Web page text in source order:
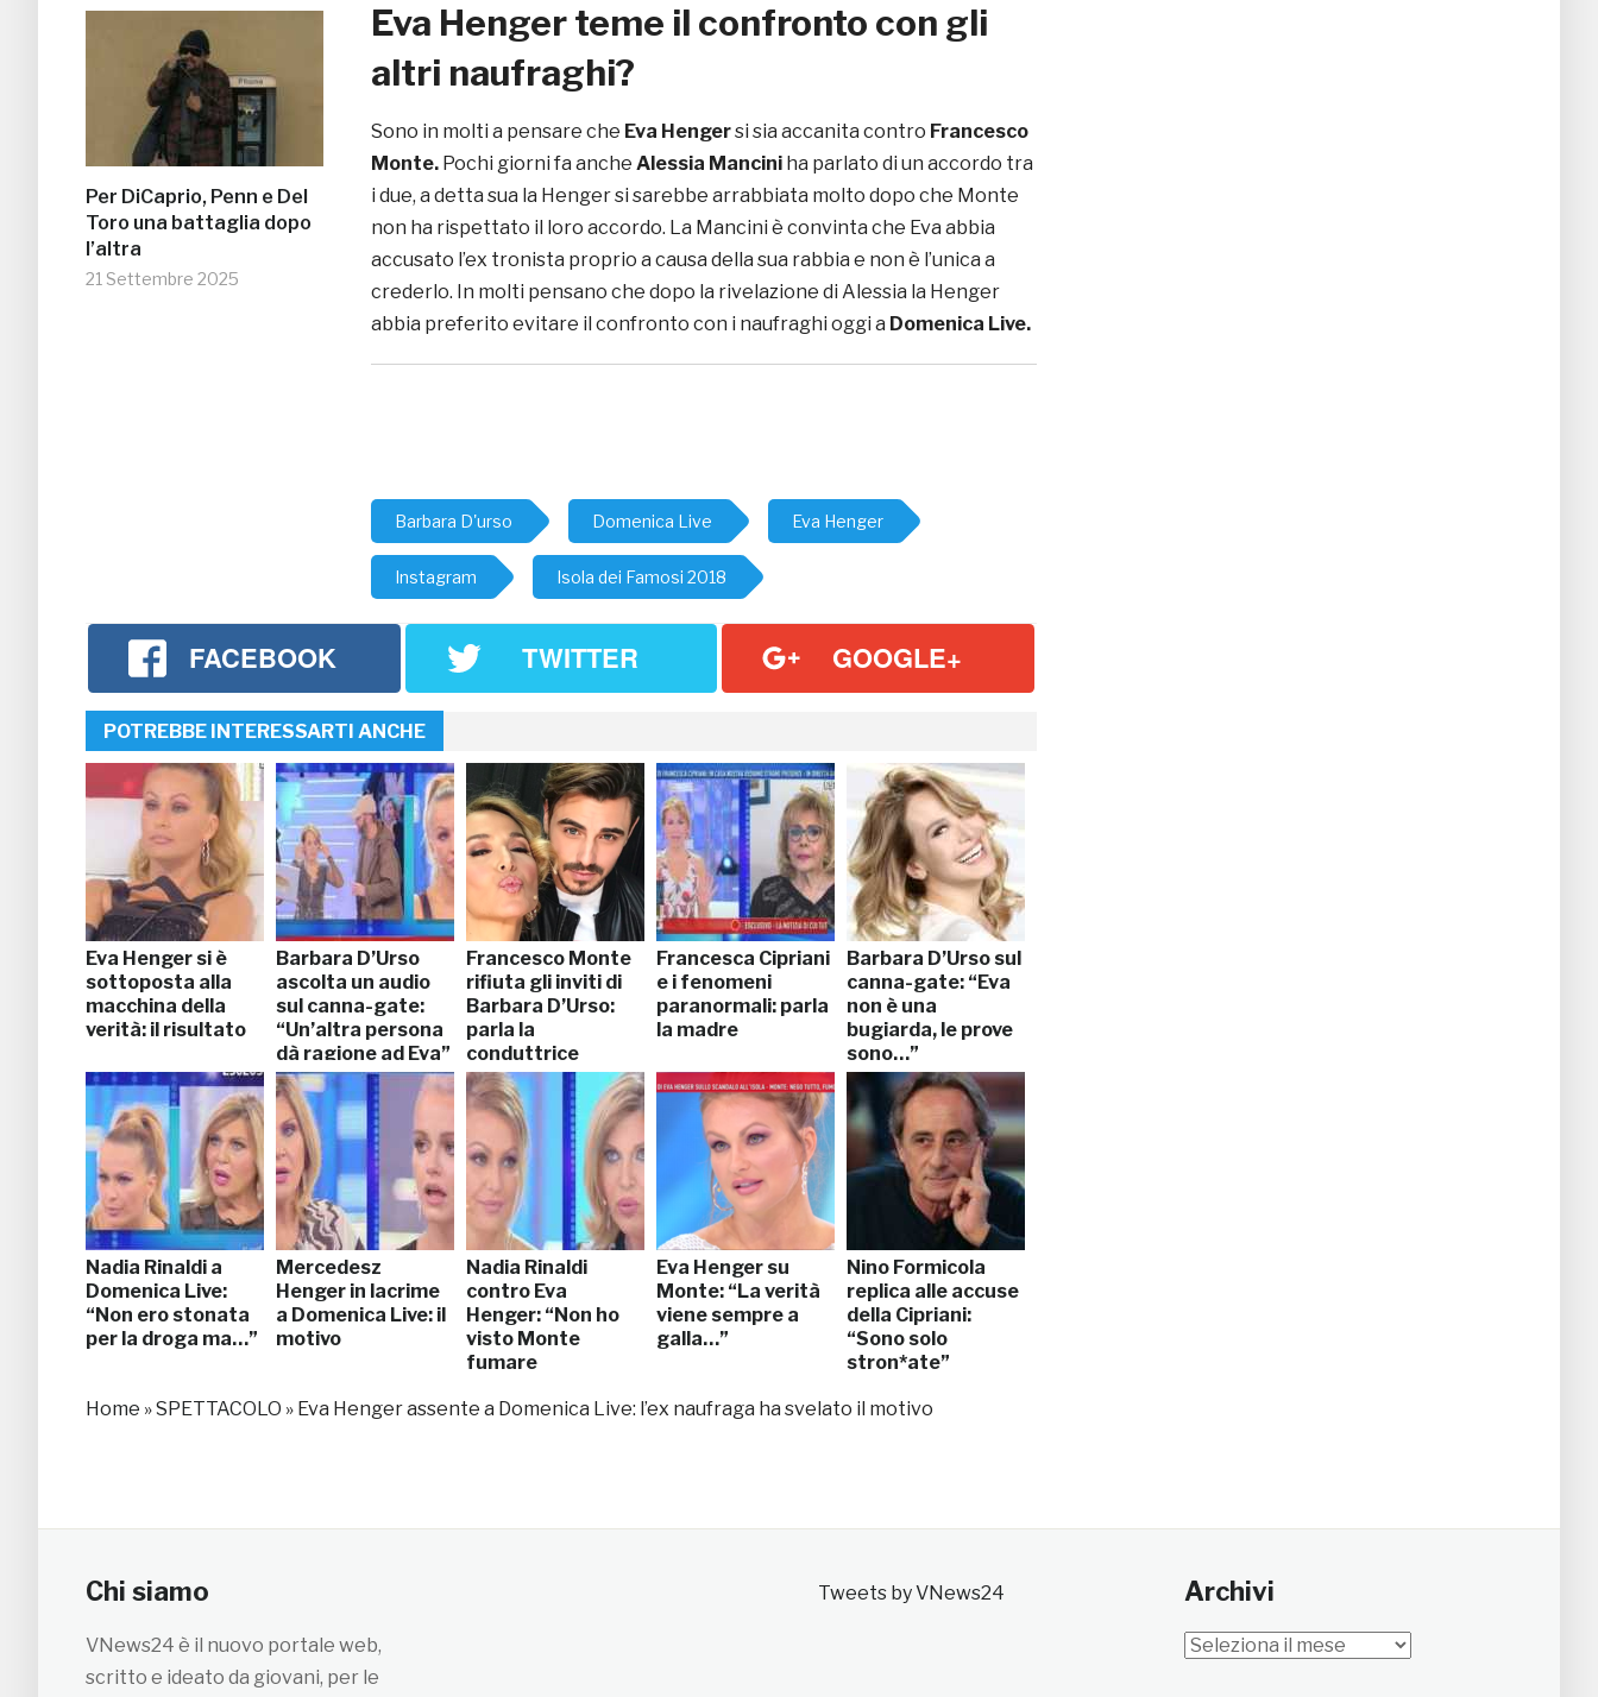
Per DiCaprio, Penn e Del
Toro una battaglia dopo
l’altra
21 Settembre 2025
Eva Henger teme il confronto con gli
altri naufraghi?
Sono in molti a pensare che Eva Hengersi sia accanita contro Francesco
Monte. Pochi giorni fa anche Alessia Mancini ha parlato di un accordo tra
i due, a detta sua la Henger si sarebbe arrabbiata molto dopo che Monte
non ha rispettato il loro accordo. La Mancini è convinta che Eva abbia
accusato l’ex tronista proprio a causa della sua rabbia e non è l’unica a
crederlo. In molti pensano che dopo la rivelazione di Alessia la Henger
abbia preferito evitare il confronto con i naufraghi oggi a Domenica Live.
Barbara D'urso Domenica Live Eva Henger
Instagram Isola dei Famosi 2018
FACEBOOK TWITTER GOOGLE+
POTREBBE INTERESSARTI ANCHE
Eva Henger si è
sottoposta alla
macchina della
verità: il risultato
Barbara D’Urso
ascolta un audio
sul canna-gate:
“Un’altra persona
dà ragione ad Eva”
Francesco Monte
rifiuta gli inviti di
Barbara D’Urso:
parla la
conduttrice
Francesca Cipriani
e i fenomeni
paranormali: parla
la madre
Barbara D’Urso sul
canna-gate: “Eva
non è una
bugiarda, le prove
sono…”
Nadia Rinaldi a
Domenica Live:
“Non ero stonata
per la droga ma…”
Mercedesz
Henger in lacrime
a Domenica Live: il
motivo
Nadia Rinaldi
contro Eva
Henger: “Non ho
visto Monte
fumare
Eva Henger su
Monte: “La verità
viene sempre a
galla…”
Nino Formicola
replica alle accuse
della Cipriani:
“Sono solo
stron*ate”
Home »SPETTACOLO » Eva Henger assente a Domenica Live: l’ex naufraga ha svelato il motivo
Chi siamo
VNews24 è il nuovo portale web,
scritto e ideato da giovani, per le
Tweets by VNews24 Archivi
Archivi